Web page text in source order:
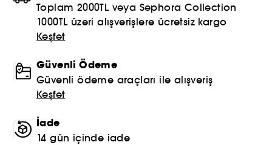
Toplam 2000TL veya Sephora Collection
1000TL üzeri alışverişlere ücretsiz kargo
Keşfet
Güvenli Ödeme
Güvenli ödeme araçları ile alışveriş
Keşfet
İade
14 gün içinde iade